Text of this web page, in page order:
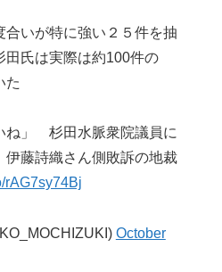
合いが特に強い２５件を抽
田氏は実際は約100件の
た
ね」 杉田水脈衆院議員に
藤詩織さん側敗訴の地裁
rAG7sy74Bj
October